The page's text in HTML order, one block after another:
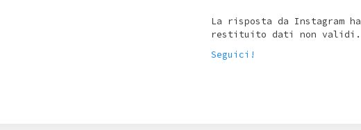
La risposta da Instagram ha
restituito dati non validi.
Seguici!